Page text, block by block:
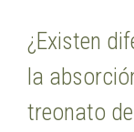
¿Existen
la
treonato